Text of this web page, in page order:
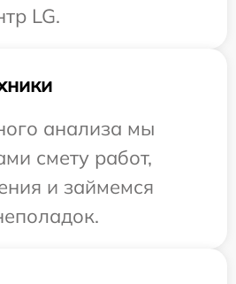
LG.
анализа мы
смету работ,
и займемся